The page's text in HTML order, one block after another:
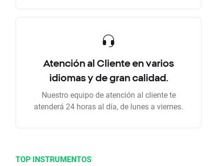
Atención al Cliente en varios
idiomas y de gran calidad.
Nuestro equipo de atención al cliente te
atenderá 24 horas al día, de lunes a viernes.
TOP INSTRUMENTOS